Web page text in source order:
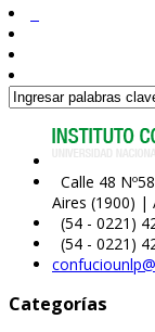
Calle 48
Aires (1900) |
(54 - 0221)
(54 - 0221)
Categorías